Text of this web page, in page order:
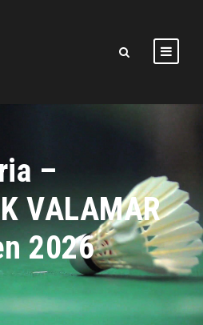
–
VALAMAR
2026